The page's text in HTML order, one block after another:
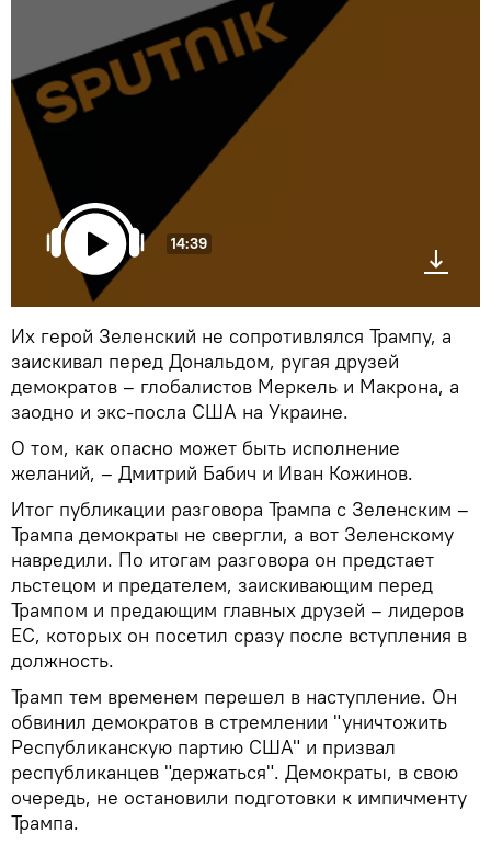
14:39
Их герой Зеленский не сопротивлялся Трампу, а
заискивал перед Дональдом, ругая друзей
демократов – глобалистов Меркель и Макрона, а
заодно и экс-посла США на Украине.
О том, как опасно может быть исполнение
желаний, – Дмитрий Бабич и Иван Кожинов.
Итог публикации разговора Трампа с Зеленским –
Трампа демократы не свергли, а вот Зеленскому
навредили. По итогам разговора он предстает
льстецом и предателем, заискивающим перед
Трампом и предающим главных друзей – лидеров
ЕС, которых он посетил сразу после вступления в
должность.
Трамп тем временем перешел в наступление. Он
обвинил демократов в стремлении "уничтожить
Республиканскую партию США" и призвал
республиканцев "держаться". Демократы, в свою
очередь, не остановили подготовки к импичменту
Трампа.